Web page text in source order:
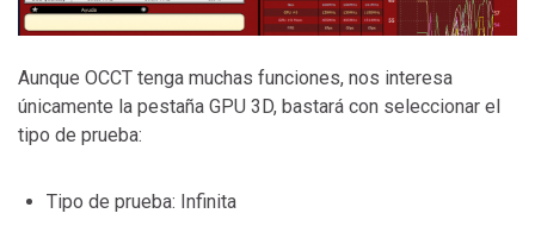
Aunque OCCT tenga muchas funciones, nos interesa
únicamente la pestaña GPU 3D, bastará con seleccionar el
tipo de prueba:
Tipo de prueba: Infinita